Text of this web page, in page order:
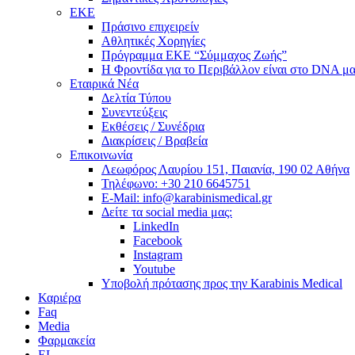
ΕΚΕ
Πράσινο επιχειρείν
Αθλητικές Χορηγίες
Πρόγραμμα ΕΚΕ “Σύμμαχος Ζωής”
Η Φροντίδα για το Περιβάλλον είναι στο DNA
Εταιρικά Νέα
Δελτία Τύπου
Συνεντεύξεις
Εκθέσεις / Συνέδρια
Διακρίσεις / Βραβεία
Επικοινωνία
Λεωφόρος Λαυρίου 151, Παιανία, 190 02 Αθήνα
Τηλέφωνο: +30 210 6645751
E-Mail: info@karabinismedical.gr
Δείτε τα social media μας:
LinkedIn
Facebook
Instagram
Youtube
Υποβολή πρότασης προς την Karabinis Medical
Καριέρα
Faq
Media
Φαρμακεία